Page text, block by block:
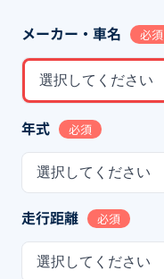
メーカー・車名 必須
選択してください
年式 必須
選択してください
走行距離 必須
選択してください